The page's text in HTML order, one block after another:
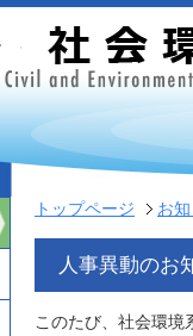
トップページ お
人事異動のお
このたび、社会環境